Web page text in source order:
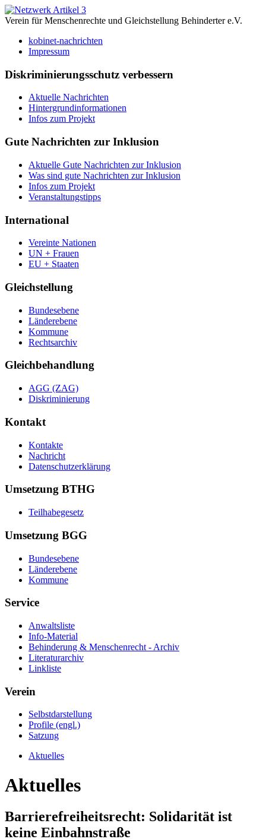
Verein für Menschenrechte und Gleichstellung Behinderter e.V.
kobinet-nachrichten
Impressum
Diskriminierungsschutz verbessern
Aktuelle Nachrichten
Hintergrundinformationen
Infos zum Projekt
Gute Nachrichten zur Inklusion
Aktuelle Gute Nachrichten zur Inklusion
Was sind gute Nachrichten zur Inklusion
Infos zum Projekt
Veranstaltungstipps
International
Vereinte Nationen
UN + Frauen
EU + Staaten
Gleichstellung
Bundesebene
Länderebene
Kommune
Rechtsarchiv
Gleichbehandlung
AGG (ZAG)
Diskriminierung
Kontakt
Kontakte
Nachricht
Datenschutzerklärung
Umsetzung BTHG
Teilhabegesetz
Umsetzung BGG
Bundesebene
Länderebene
Kommune
Service
Anwaltsliste
Info-Material
Behinderung & Menschenrecht - Archiv
Literaturarchiv
Linkliste
Verein
Selbstdarstellung
Profile (engl.)
Satzung
Aktuelles
Aktuelles
Barrierefreiheitsrecht: Solidarität ist
keine Einbahnstraße